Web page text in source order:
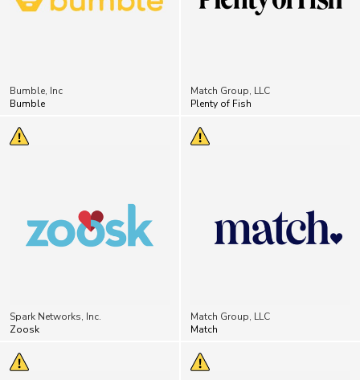
Bumble, Inc
Bumble
Match Group, LLC
Plenty of Fish
Spark Networks, Inc.
Zoosk
Match Group, LLC
Match